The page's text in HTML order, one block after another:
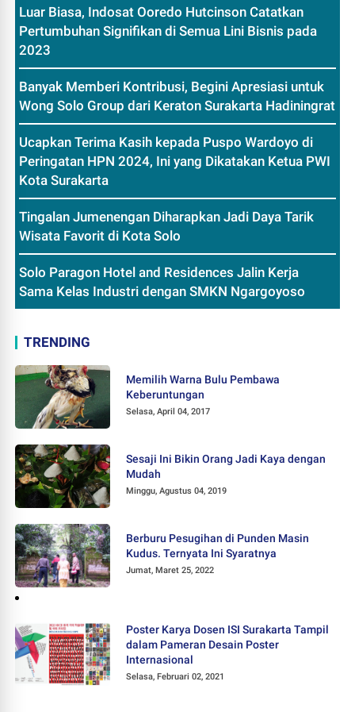
Luar Biasa, Indosat Ooredo Hutcinson Catatkan
Pertumbuhan Signifikan di Semua Lini Bisnis pada
2023
Banyak Memberi Kontribusi, Begini Apresiasi untuk
Wong Solo Group dari Keraton Surakarta Hadiningrat
Ucapkan Terima Kasih kepada Puspo Wardoyo di
Peringatan HPN 2024, Ini yang Dikatakan Ketua PWI
Kota Surakarta
Tingalan Jumenengan Diharapkan Jadi Daya Tarik
Wisata Favorit di Kota Solo
Solo Paragon Hotel and Residences Jalin Kerja
Sama Kelas Industri dengan SMKN Ngargoyoso
TRENDING
Memilih Warna Bulu Pembawa
Keberuntungan
Selasa, April 04, 2017
Sesaji Ini Bikin Orang Jadi Kaya dengan
Mudah
Minggu, Agustus 04, 2019
Berburu Pesugihan di Punden Masin
Kudus. Ternyata Ini Syaratnya
Jumat, Maret 25, 2022
Poster Karya Dosen ISI Surakarta Tampil
dalam Pameran Desain Poster
Internasional
Selasa, Februari 02, 2021